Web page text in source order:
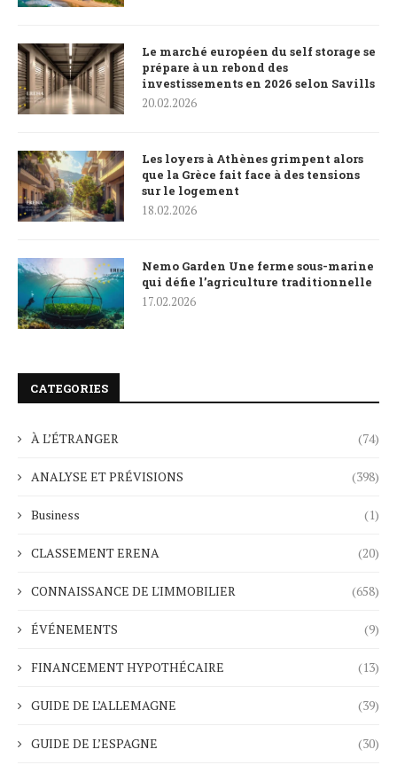
Le marché européen du self storage se
prépare à un rebond des
investissements en 2026 selon Savills
20.02.2026
Les loyers à Athènes grimpent alors
que la Grèce fait face à des tensions
sur le logement
18.02.2026
Nemo Garden Une ferme sous-marine
qui défie l’agriculture traditionnelle
17.02.2026
CATEGORIES
À L’ÉTRANGER (74)
ANALYSE ET PRÉVISIONS (398)
Business (1)
CLASSEMENT ERENA (20)
CONNAISSANCE DE L'IMMOBILIER (658)
ÉVÉNEMENTS (9)
FINANCEMENT HYPOTHÉCAIRE (13)
GUIDE DE L’ALLEMAGNE (39)
GUIDE DE L’ESPAGNE (30)